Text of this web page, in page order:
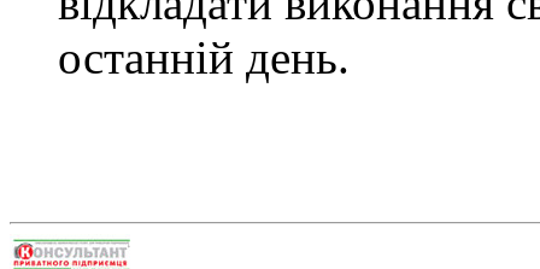
останній день.